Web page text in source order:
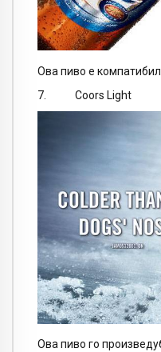
Ова пиво е
7. Coors Light
Ова пиво го